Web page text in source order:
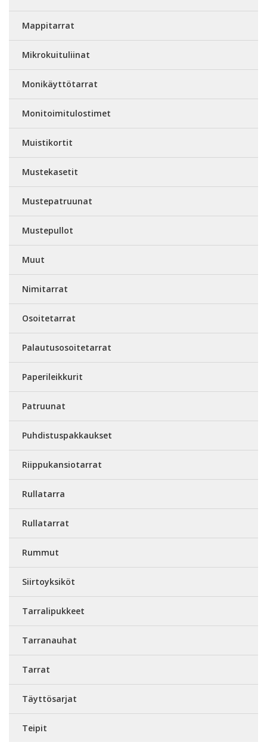
Mappitarrat
Mikrokuituliinat
Monikäyttötarrat
Monitoimitulostimet
Muistikortit
Mustekasetit
Mustepatruunat
Mustepullot
Muut
Nimitarrat
Osoitetarrat
Palautusosoitetarrat
Paperileikkurit
Patruunat
Puhdistuspakkaukset
Riippukansiotarrat
Rullatarra
Rullatarrat
Rummut
Siirtoyksiköt
Tarralipukkeet
Tarranauhat
Tarrat
Täyttösarjat
Teipit